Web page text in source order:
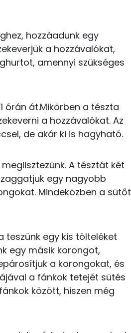
125 kcal
0 kcal
0 kcal
0 kcal
35 kcal
92 kcal
5 kcal
16 kcal
5 g
4 g
1 g
hozzáadunk egy
a hozzávalókat,
amennyi szükséges
órán át.Mikörben a tészta
a hozzávalókat. Az
de akár ki is hagyható.
A tésztát két
egy nagyobb
Mindeközben a sütőt
teszünk egy kis tölteléket
egy másik korongot,
a korongokat, és
a fánkok tetejét sütés
között, hiszen még